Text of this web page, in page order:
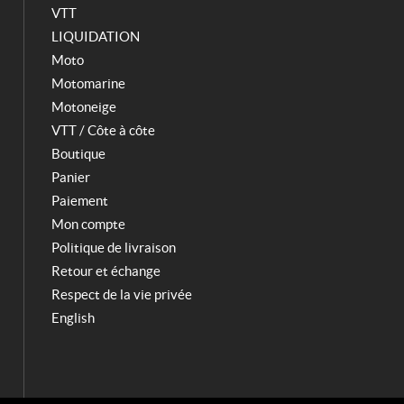
VTT
LIQUIDATION
Moto
Motomarine
Motoneige
VTT / Côte à côte
Boutique
Panier
Paiement
Mon compte
Politique de livraison
Retour et échange
Respect de la vie privée
English